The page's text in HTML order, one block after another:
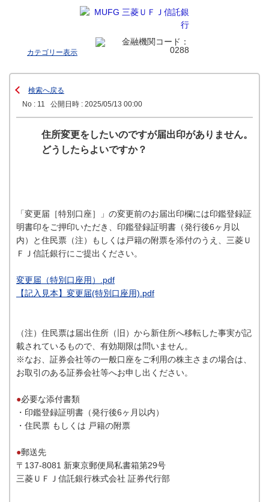
カテゴリー表示
検索へ戻る
No : 11
公開日時 : 2025/05/13 00:00
住所変更をしたいのですが届出印がありません。
どうしたらよいですか？
「変更届［特別口座］」の変更前のお届出印欄には印鑑登録証
明書印をご押印いただき、印鑑登録証明書（発行後6ヶ月以
内）と住民票（注）もしくは戸籍の附票を添付のうえ、三菱Ｕ
ＦＪ信託銀行にご提出ください。
変更届（特別口座用）.pdf
【記入見本】変更届(特別口座用).pdf
（注）住民票は届出住所（旧）から新住所へ移転した事実が記
載されているもので、有効期限は問いません。
※なお、証券会社等の一般口座をご利用の株主さまの場合は、
お取引のある証券会社等へお申し出ください。
●必要な添付書類
・印鑑登録証明書（発行後6ヶ月以内）
・住民票 もしくは 戸籍の附票
●郵送先
〒137-8081 新東京郵便局私書箱第29号
三菱ＵＦＪ信託銀行株式会社 証券代行部